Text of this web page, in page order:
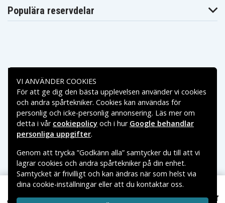
Acer Aspire ES1-521
Acer Aspire ES1-531
Acer A13
Acer ADP
Acer PA-1450
Artnr da66b478d2367c20918d42c9a
EAN / GTIN 5903317226314
Produkttyp Datorladdare
Laddare till Acer Aspire E5-473 199 kr
Populära reservdelar
Betalningsalternativ
Leveransalternativ
Copyright © 2026, Spares Nordic AB
VARUMÄRKEN SOM NÄMNS PÅ SIDAN TILLHÖR RESPEKTIVE
VI ANVÄNDER COOKIES
För att ge dig den bästa upplevelsen använder vi cookies
och andra spårtekniker. Cookies kan användas för
personlig och icke-personlig annonsering. Läs mer om
detta i vår cookiepolicy och i hur Google behandlar
personliga uppgifter.
Genom att trycka ”Godkänn alla” samtycker du till att vi
lagrar cookies och andra spårtekniker på din enhet.
Samtycket är frivilligt och kan ändras när som helst via
dina cookie-inställningar eller att du kontaktar oss.